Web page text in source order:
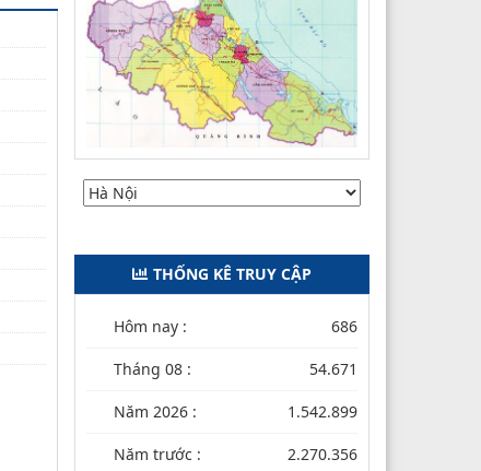
THỐNG KÊ TRUY CẬP
Hôm nay : 686
Tháng 08 : 54.671
Năm 2026 : 1.542.899
Năm trước : 2.270.356